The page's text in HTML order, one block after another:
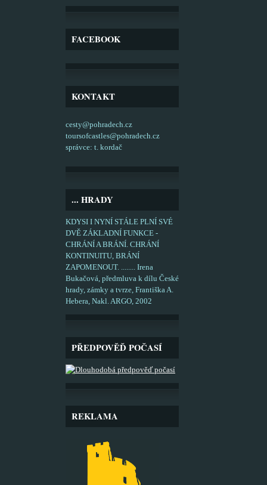
FACEBOOK
KONTAKT
cesty@pohradech.cz
toursofcastles@pohradech.cz
správce: t. kordač
... HRADY
KDYSI I NYNÍ STÁLE PLNÍ SVÉ
DVĚ ZÁKLADNÍ FUNKCE -
CHRÁNÍ A BRÁNÍ. CHRÁNÍ
KONTINUITU, BRÁNÍ
ZAPOMENOUT. ........ Irena
Bukačová, předmluva k dílu České
hrady, zámky a tvrze, Františka A.
Hebera, Nakl. ARGO, 2002
PŘEDPOVĚĎ POČASÍ
REKLAMA